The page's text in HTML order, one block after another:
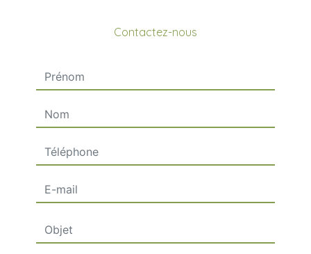
Contactez-nous